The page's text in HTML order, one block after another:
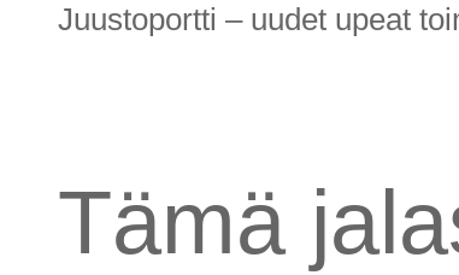
Juustoportti – uudet upeat
Tämä